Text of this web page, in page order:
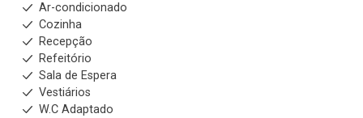
Ar-condicionado
Cozinha
Recepção
Refeitório
Sala de Espera
Vestiários
W.C Adaptado